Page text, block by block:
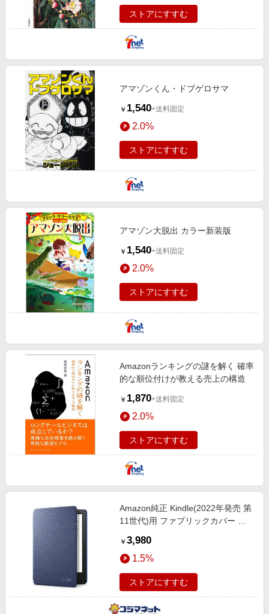
ストアにすすむ
アマゾンくん・ドブゲロサマ
￥ 1,540+送料固定
2.0%
ストアにすすむ
アマゾン大脱出 カラー新装版
￥ 1,540+送料固定
2.0%
ストアにすすむ
Amazonランキングの謎を解く 確率
的な順位付けが教える売上の構造
￥ 1,870+送料固定
2.0%
ストアにすすむ
Amazon純正 Kindle(2022年発売 第
11世代)用 ファブリックカバー ブ
￥ 3,980
1.5%
ストアにすすむ